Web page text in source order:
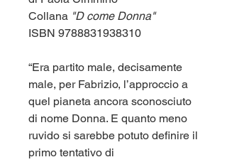
Collana "D come Donna"
ISBN 9788831938310
“Era partito male, decisamente
male, per Fabrizio, l’approccio a
quel pianeta ancora sconosciuto
di nome Donna. E quanto meno
ruvido si sarebbe potuto definire il
primo tentativo di